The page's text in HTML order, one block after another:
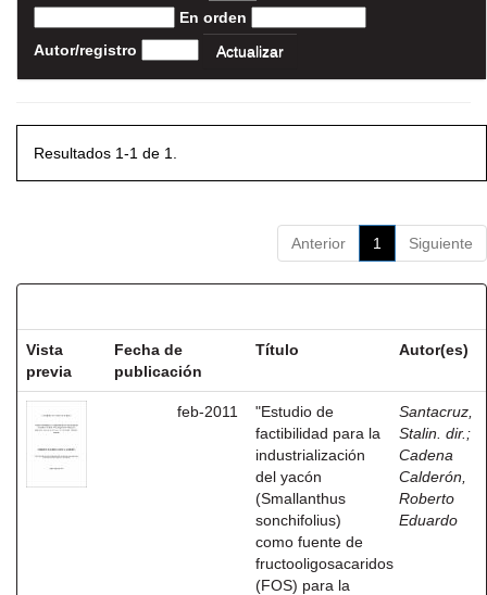
En orden
Autor/registro
Resultados 1-1 de 1.
Anterior 1 Siguiente
Vista
previa
Fecha de
publicación
Título Autor(es)
feb-2011
"Estudio de
factibilidad para la
industrialización
del yacón
(Smallanthus
sonchifolius)
como fuente de
fructooligosacaridos
(FOS) para la
Santacruz,
Stalin. dir. ;
Cadena
Calderón,
Roberto
Eduardo